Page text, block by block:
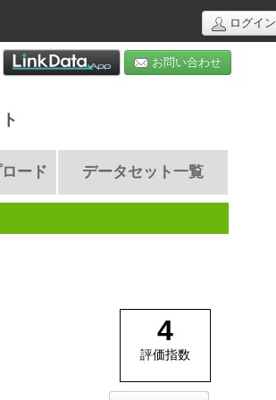
ログイン
お問い合わせ
ード データセット一覧
4
評価指数